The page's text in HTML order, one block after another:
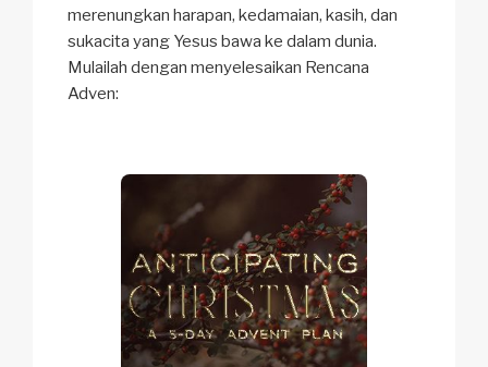
merenungkan harapan, kedamaian, kasih, dan
sukacita yang Yesus bawa ke dalam dunia.
Mulailah dengan menyelesaikan Rencana
Adven: